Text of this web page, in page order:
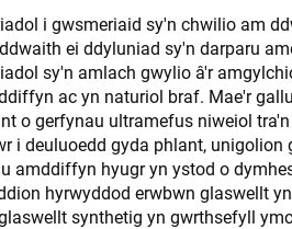
i gwsmeriaid sy'n chwilio am
ei ddyluniad sy'n darparu
sy'n amlach gwylio â'r
ac yn naturiol braf. Mae'r
o gerfynau ultramefus niweiol
deuluoedd gyda phlant, unigolion
amddiffyn hyugr yn ystod o
hyrwyddod erwbwn glaswellt
synthetig yn gwrthsefyll